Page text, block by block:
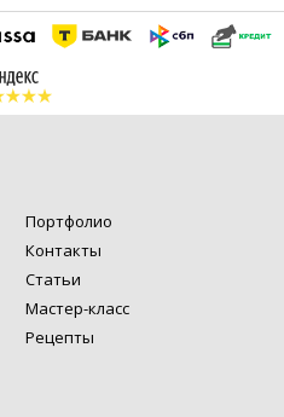
Портфолио
Контакты
Статьи
Мастер-класс
Рецепты